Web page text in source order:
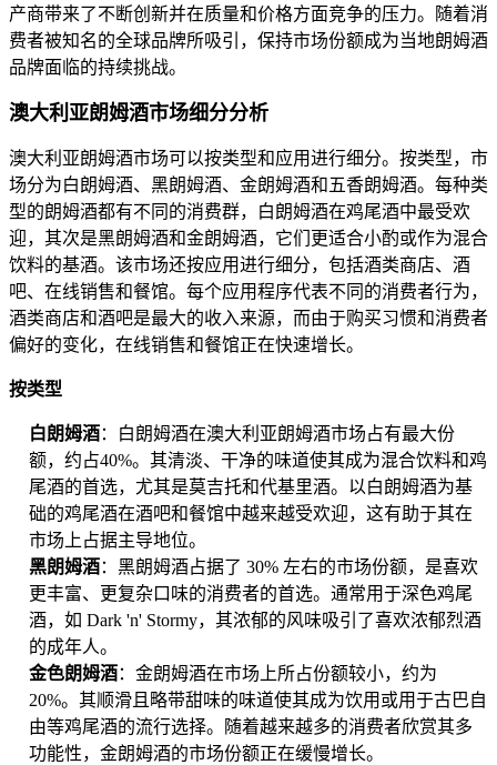
产商带来了不断创新并在质量和价格方面竞争的压力。随着消
费者被知名的全球品牌所吸引，保持市场份额成为当地朗姆酒
品牌面临的持续挑战。
澳大利亚朗姆酒市场细分分析
澳大利亚朗姆酒市场可以按类型和应用进行细分。按类型，市
场分为白朗姆酒、黑朗姆酒、金朗姆酒和五香朗姆酒。每种类
型的朗姆酒都有不同的消费群，白朗姆酒在鸡尾酒中最受欢
迎，其次是黑朗姆酒和金朗姆酒，它们更适合小酌或作为混合
饮料的基酒。该市场还按应用进行细分，包括酒类商店、酒
吧、在线销售和餐馆。每个应用程序代表不同的消费者行为，
酒类商店和酒吧是最大的收入来源，而由于购买习惯和消费者
偏好的变化，在线销售和餐馆正在快速增长。
按类型
白朗姆酒：白朗姆酒在澳大利亚朗姆酒市场占有最大份
额，约占40%。其清淡、干净的味道使其成为混合饮料和鸡
尾酒的首选，尤其是莫吉托和代基里酒。以白朗姆酒为基
础的鸡尾酒在酒吧和餐馆中越来越受欢迎，这有助于其在
市场上占据主导地位。
黑朗姆酒：黑朗姆酒占据了 30% 左右的市场份额，是喜欢
更丰富、更复杂口味的消费者的首选。通常用于深色鸡尾
酒，如 Dark 'n' Stormy，其浓郁的风味吸引了喜欢浓郁烈酒
的成年人。
金色朗姆酒：金朗姆酒在市场上所占份额较小，约为
20%。其顺滑且略带甜味的味道使其成为饮用或用于古巴自
由等鸡尾酒的流行选择。随着越来越多的消费者欣赏其多
功能性，金朗姆酒的市场份额正在缓慢增长。